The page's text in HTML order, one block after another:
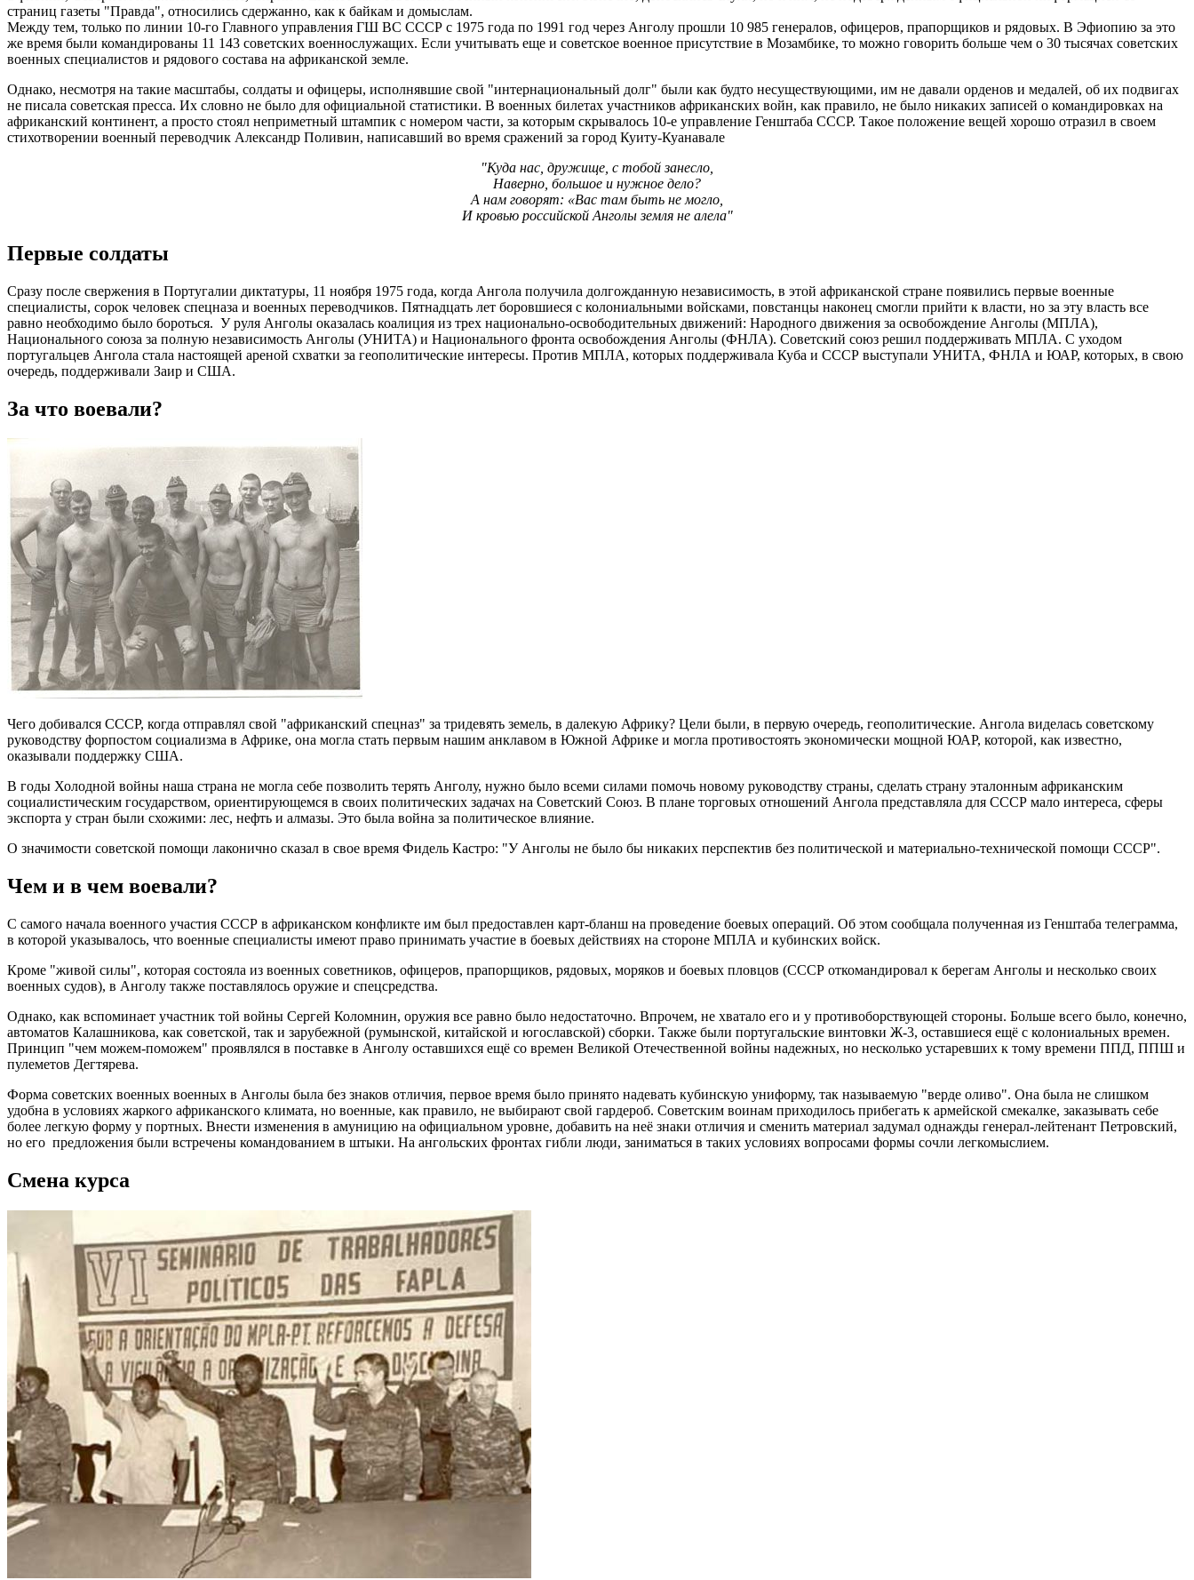
страниц газеты "Правда", относились сдержанно, как к байкам и домыслам.
Между тем, только по линии 10-го Главного управления ГШ ВС СССР с 1975 года по 1991 год через Анголу прошли 10 985 генералов, офицеров, прапорщиков и рядовых. В Эфиопию за это
же время были командированы 11 143 советских военнослужащих. Если учитывать еще и советское военное присутствие в Мозамбике, то можно говорить больше чем о 30 тысячах советских
военных специалистов и рядового состава на африканской земле.
Однако, несмотря на такие масштабы, солдаты и офицеры, исполнявшие свой "интернациональный долг" были как будто несуществующими, им не давали орденов и медалей, об их подвигах
не писала советская пресса. Их словно не было для официальной статистики. В военных билетах участников африканских войн, как правило, не было никаких записей о командировках на
африканский континент, а просто стоял неприметный штампик с номером части, за которым скрывалось 10-е управление Генштаба СССР. Такое положение вещей хорошо отразил в своем
стихотворении военный переводчик Александр Поливин, написавший во время сражений за город Куиту-Куанавале
"Куда нас, дружище, с тобой занесло,
Наверно, большое и нужное дело?
А нам говорят: «Вас там быть не могло,
И кровью российской Анголы земля не алела"
Первые солдаты
Сразу после свержения в Португалии диктатуры, 11 ноября 1975 года, когда Ангола получила долгожданную независимость, в этой африканской стране появились первые военные
специалисты, сорок человек спецназа и военных переводчиков. Пятнадцать лет боровшиеся с колониальными войсками, повстанцы наконец смогли прийти к власти, но за эту власть все
равно необходимо было бороться. У руля Анголы оказалась коалиция из трех национально-освободительных движений: Народного движения за освобождение Анголы (МПЛА),
Национального союза за полную независимость Анголы (УНИТА) и Национального фронта освобождения Анголы (ФНЛА). Советский союз решил поддерживать МПЛА. С уходом
португальцев Ангола стала настоящей ареной схватки за геополитические интересы. Против МПЛА, которых поддерживала Куба и СССР выступали УНИТА, ФНЛА и ЮАР, которых, в свою
очередь, поддерживали Заир и США.
За что воевали?
Чего добивался СССР, когда отправлял свой "африканский спецназ" за тридевять земель, в далекую Африку? Цели были, в первую очередь, геополитические. Ангола виделась советскому
руководству форпостом социализма в Африке, она могла стать первым нашим анклавом в Южной Африке и могла противостоять экономически мощной ЮАР, которой, как известно,
оказывали поддержку США.
В годы Холодной войны наша страна не могла себе позволить терять Анголу, нужно было всеми силами помочь новому руководству страны, сделать страну эталонным африканским
социалистическим государством, ориентирующемся в своих политических задачах на Советский Союз. В плане торговых отношений Ангола представляла для СССР мало интереса, сферы
экспорта у стран были схожими: лес, нефть и алмазы. Это была война за политическое влияние.
О значимости советской помощи лаконично сказал в свое время Фидель Кастро: "У Анголы не было бы никаких перспектив без политической и материально-технической помощи СССР".
Чем и в чем воевали?
С самого начала военного участия СССР в африканском конфликте им был предоставлен карт-бланш на проведение боевых операций. Об этом сообщала полученная из Генштаба телеграмма,
в которой указывалось, что военные специалисты имеют право принимать участие в боевых действиях на стороне МПЛА и кубинских войск.
Кроме "живой силы", которая состояла из военных советников, офицеров, прапорщиков, рядовых, моряков и боевых пловцов (СССР откомандировал к берегам Анголы и несколько своих
военных судов), в Анголу также поставлялось оружие и спецсредства.
Однако, как вспоминает участник той войны Сергей Коломнин, оружия все равно было недостаточно. Впрочем, не хватало его и у противоборствующей стороны. Больше всего было, конечно,
автоматов Калашникова, как советской, так и зарубежной (румынской, китайской и югославской) сборки. Также были португальские винтовки Ж-3, оставшиеся ещё с колониальных времен.
Принцип "чем можем-поможем" проявлялся в поставке в Анголу оставшихся ещё со времен Великой Отечественной войны надежных, но несколько устаревших к тому времени ППД, ППШ и
пулеметов Дегтярева.
Форма советских военных военных в Анголы была без знаков отличия, первое время было принято надевать кубинскую униформу, так называемую "верде оливо". Она была не слишком
удобна в условиях жаркого африканского климата, но военные, как правило, не выбирают свой гардероб. Советским воинам приходилось прибегать к армейской смекалке, заказывать себе
более легкую форму у портных. Внести изменения в амуницию на официальном уровне, добавить на неё знаки отличия и сменить материал задумал однажды генерал-лейтенант Петровский,
но его предложения были встречены командованием в штыки. На ангольских фронтах гибли люди, заниматься в таких условиях вопросами формы сочли легкомыслием.
Смена курса